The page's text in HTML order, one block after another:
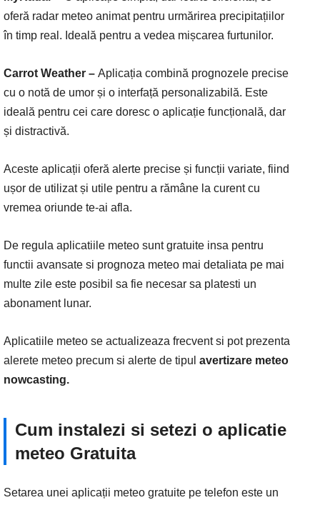
oferă radar meteo animat pentru urmărirea precipitațiilor
în timp real. Ideală pentru a vedea mișcarea furtunilor.
Carrot Weather – Aplicația combină prognozele precise
cu o notă de umor și o interfață personalizabilă. Este
ideală pentru cei care doresc o aplicație funcțională, dar
și distractivă.
Aceste aplicații oferă alerte precise și funcții variate, fiind
ușor de utilizat și utile pentru a rămâne la curent cu
vremea oriunde te-ai afla.
De regula aplicatiile meteo sunt gratuite insa pentru
functii avansate si prognoza meteo mai detaliata pe mai
multe zile este posibil sa fie necesar sa platesti un
abonament lunar.
Aplicatiile meteo se actualizeaza frecvent si pot prezenta
alerete meteo precum si alerte de tipul avertizare meteo
nowcasting.
Cum instalezi si setezi o aplicatie
meteo Gratuita
Setarea unei aplicații meteo gratuite pe telefon este un